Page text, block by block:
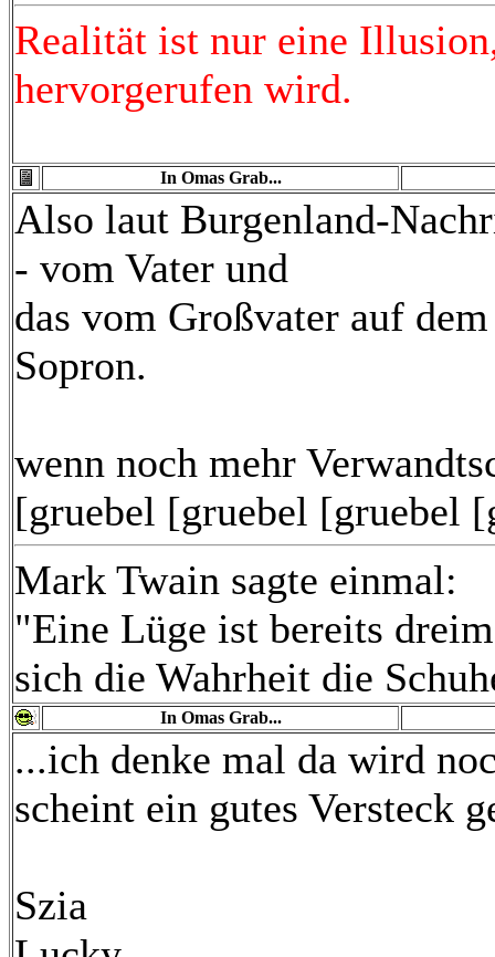
Realität ist nur eine
hervorgerufen wird.
In Omas Grab...
Also laut Burgenland-
- vom Vater und
das vom Großvater auf
Sopron.
wenn noch mehr
[gruebel [gruebel [gruebel
Mark Twain sagte einmal:
"Eine Lüge ist bereits
sich die Wahrheit die
In Omas Grab...
...ich denke mal da wird
scheint ein gutes Versteck
Szia